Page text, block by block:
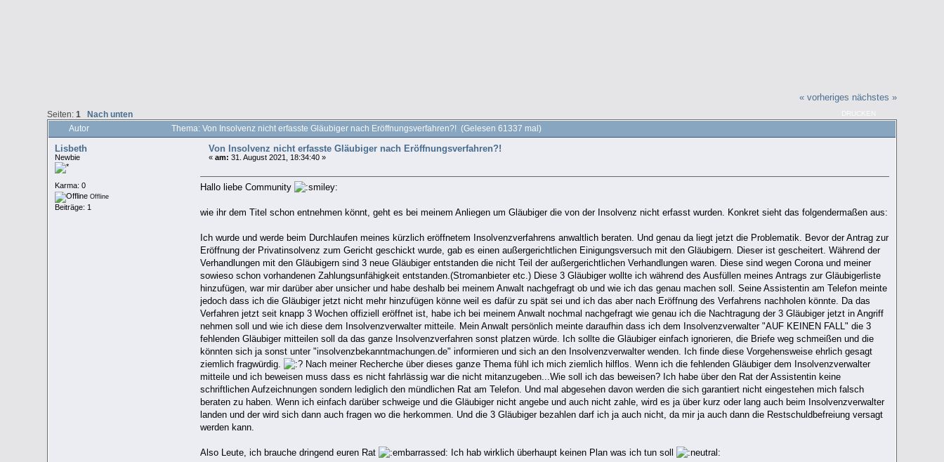
« vorheriges nächstes »
Seiten:1 Nach unten DRUCKEN
Autor Thema: Von Insolvenz nicht erfasste Gläubiger nach Eröffnungsverfahren?! (Gelesen 61337 mal)
Lisbeth
Newbie
Karma: 0
Offline
Beiträge: 1
Von Insolvenz nicht erfasste Gläubiger nach Eröffnungsverfahren?!
«am: 31. August 2021, 18:34:40 »
Hallo liebe Community
wie ihr dem Titel schon entnehmen könnt, geht es bei meinem Anliegen um Gläubiger die von der Insolvenz nicht erfasst wurden. Konkret sieht das folgendermaßen aus:
Ich wurde und werde beim Durchlaufen meines kürzlich eröffnetem Insolvenzverfahrens anwaltlich beraten. Und genau da liegt jetzt die Problematik. Bevor der Antrag zur
Eröffnung der Privatinsolvenz zum Gericht geschickt wurde, gab es einen außergerichtlichen Einigungsversuch mit den Gläubigern. Dieser ist gescheitert. Während der
Verhandlungen mit den Gläubigern sind 3 neue Gläubiger entstanden die nicht Teil der außergerichtlichen Verhandlungen waren. Diese sind wegen Corona und meiner
sowieso schon vorhandenen Zahlungsunfähigkeit entstanden.(Stromanbieter etc.) Diese 3 Gläubiger wollte ich während des Ausfüllen meines Antrags zur Gläubigerliste
hinzufügen, war mir darüber aber unsicher und habe deshalb bei meinem Anwalt nachgefragt ob und wie ich das genau machen soll. Seine Assistentin am Telefon meinte
jedoch dass ich die Gläubiger jetzt nicht mehr hinzufügen könne weil es dafür zu spät sei und ich das aber nach Eröffnung des Verfahrens nachholen könnte. Da das
Verfahren jetzt seit knapp 3 Wochen offiziell eröffnet ist, habe ich bei meinem Anwalt nochmal nachgefragt wie genau ich die Nachtragung der 3 Gläubiger jetzt in Angriff
nehmen soll und wie ich diese dem Insolvenzverwalter mitteile. Mein Anwalt persönlich meinte daraufhin dass ich dem Insolvenzverwalter "AUF KEINEN FALL" die 3
fehlenden Gläubiger mitteilen soll da das ganze Insolvenzverfahren sonst platzen würde. Ich sollte die Gläubiger einfach ignorieren, die Briefe weg schmeißen und die
könnten sich ja sonst unter "insolvenzbekanntmachungen.de" informieren und sich an den Insolvenzverwalter wenden. Ich finde diese Vorgehensweise ehrlich gesagt
ziemlich fragwürdig.
Nach meiner Recherche über dieses ganze Thema fühl ich mich ziemlich hilflos. Wenn ich die fehlenden Gläubiger dem Insolvenzverwalter
mitteile und ich beweisen muss dass es nicht fahrlässig war die nicht mitanzugeben...Wie soll ich das beweisen? Ich habe über den Rat der Assistentin keine
schriftlichen Aufzeichnungen sondern lediglich den mündlichen Rat am Telefon. Und mal abgesehen davon werden die sich garantiert nicht eingestehen mich falsch
beraten zu haben. Wenn ich einfach darüber schweige und die Gläubiger nicht angebe und auch nicht zahle, wird es ja über kurz oder lang auch beim Insolvenzverwalter
landen und der wird sich dann auch fragen wo die herkommen. Und die 3 Gläubiger bezahlen darf ich ja auch nicht, da mir ja auch dann die Restschuldbefreiung versagt
werden kann.
Also Leute, ich brauche dringend euren Rat Ich hab wirklich überhaupt keinen Plan was ich tun soll